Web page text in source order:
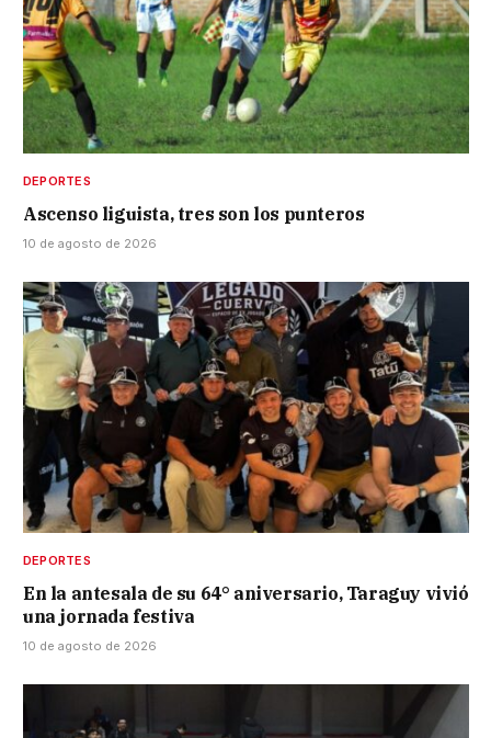
DEPORTES
Ascenso liguista, tres son los punteros
10 de agosto de 2026
DEPORTES
En la antesala de su 64° aniversario, Taraguy vivió
una jornada festiva
10 de agosto de 2026